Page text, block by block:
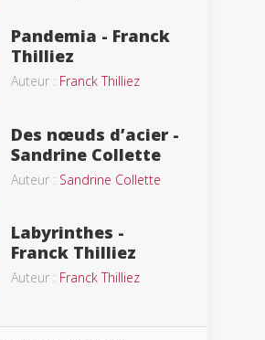
Pandemia - Franck
Thilliez
Auteur : Franck Thilliez
Des nœuds d’acier -
Sandrine Collette
Auteur : Sandrine Collette
Labyrinthes -
Franck Thilliez
Auteur : Franck Thilliez